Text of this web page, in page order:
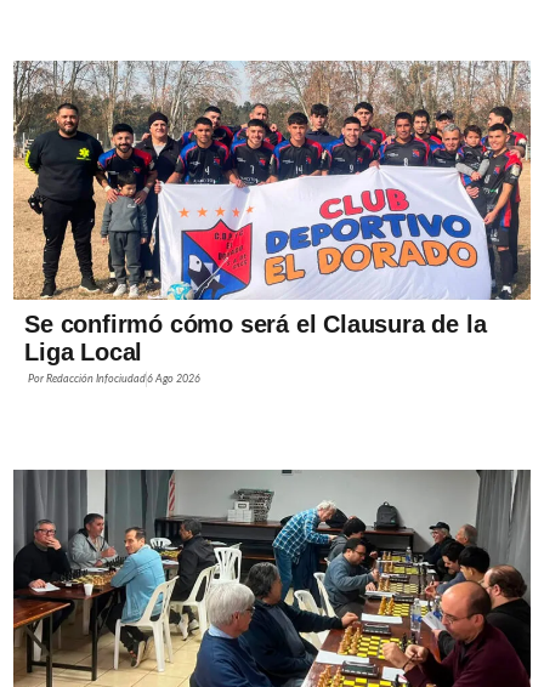
Se confirmó cómo será el Clausura de la
Liga Local
PorRedacción Infociudad6 Ago 2026